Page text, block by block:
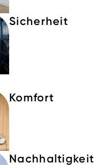
Sicherheit
Komfort
Nachhaltigkeit